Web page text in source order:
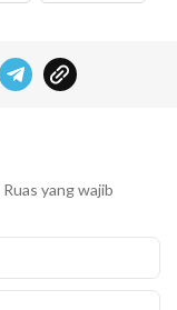
Ruas yang wajib